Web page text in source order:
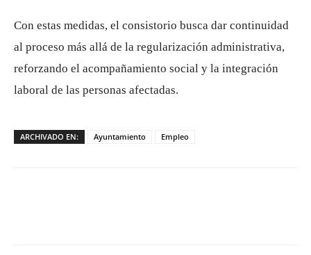
Con estas medidas, el consistorio busca dar continuidad
al proceso más allá de la regularización administrativa,
reforzando el acompañamiento social y la integración
laboral de las personas afectadas.
ARCHIVADO EN: Ayuntamiento Empleo